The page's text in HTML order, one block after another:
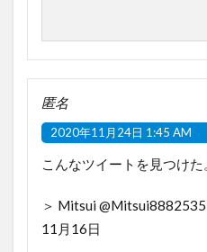
匿名
2020年11月24日 1:45 AM
こんなツイートを見つけた
＞ Mitsui
11月16日